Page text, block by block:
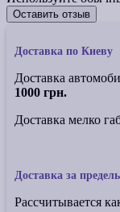
Оставить отзыв
Доставка по Киеву
Доставка
1000 грн.
Доставка мелко
Доставка за
Рассчитывается